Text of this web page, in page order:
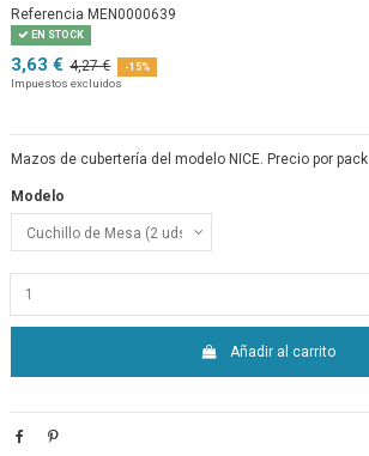
Referencia MEN0000639
EN STOCK
3,63 € 4,27 € -15%
Impuestos excluidos
Mazos de cubertería del modelo NICE. Precio por pack
Modelo
Añadir al carrito